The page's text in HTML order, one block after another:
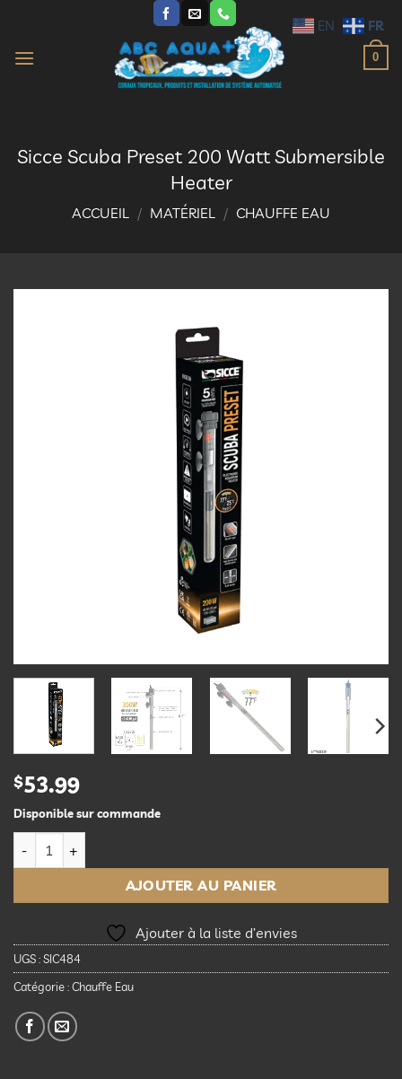
contenu
0
Sicce Scuba Preset 200 Watt Submersible
Heater
ACCUEIL / MATÉRIEL / CHAUFFE EAU
$53.99
Disponible sur commande
AJOUTER AU PANIER
Ajouter à la liste d’envies
UGS :SIC484
Catégorie :Chauffe Eau
EN FR